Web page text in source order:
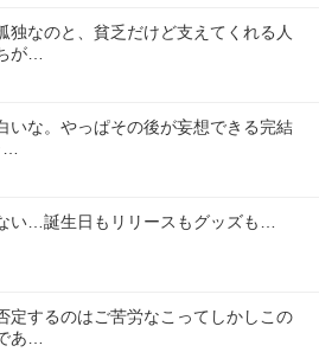
独なのと、貧乏だけど支えてくれる人
が…
いな。やっぱその後が妄想できる完結
い…誕生日もリリースもグッズも…
定するのはご苦労なこってしかしこの
あ…